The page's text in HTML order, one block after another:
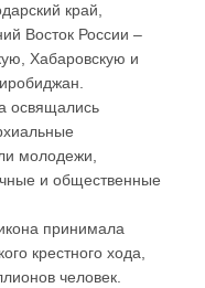
край,
Восток России –
Хабаровскую и
освящались
молодежи,
и общественные
принимала
крестного хода,
человек.